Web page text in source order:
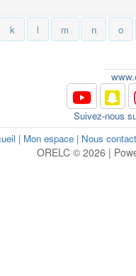
k l m n o
Suivez-nous
| Mon espace | Nous
ORELC © 2026 |